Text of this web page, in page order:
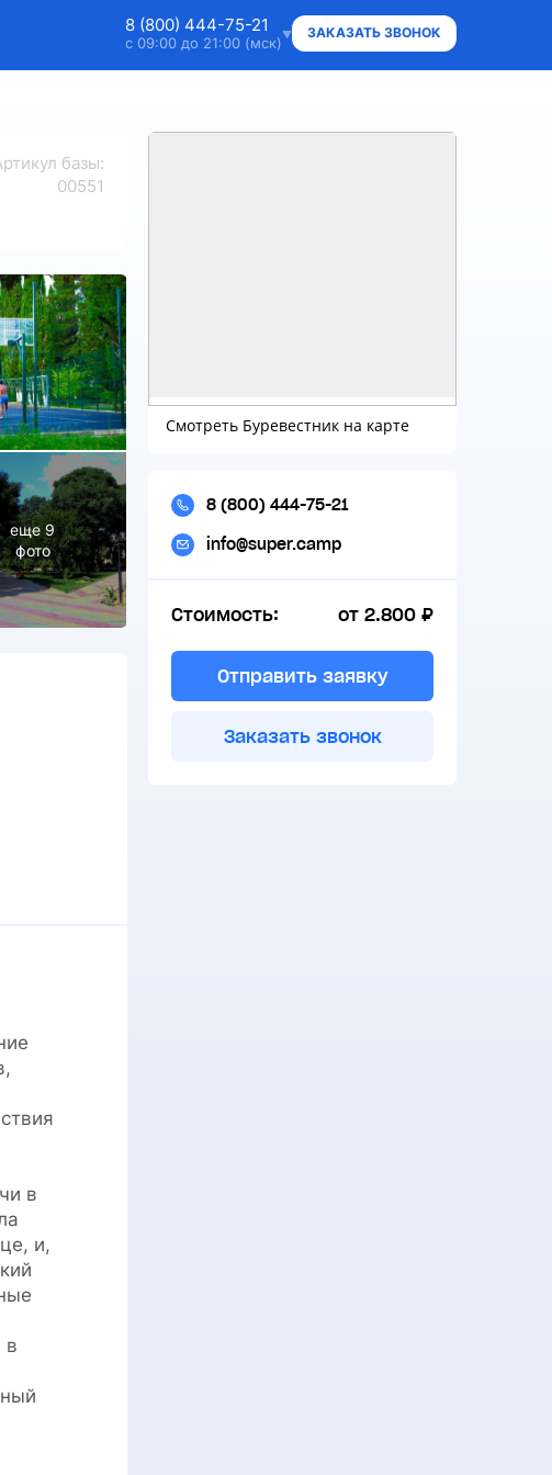
8 (800) 444-75-21
с 09:00 до 21:00 (мск)
Ответим на ваши вопросы
8 (800) 444-75-21
WhatsApp
info@super.camp
Консультации и документы
ЗАКАЗАТЬ ЗВОНОК
икул базы:
00551
еще9
фото
в
и,
в
Смотреть Буревестник на карте
8 (800) 444-75-21
info@super.camp
Стоимость: от 2.800 ₽
Отправить заявку
Заказать звонок